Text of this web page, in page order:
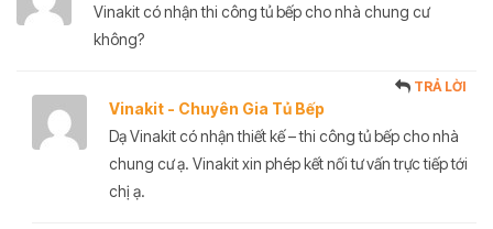
Vinakit có nhận thi công tủ bếp cho nhà chung cư
không?
Vinakit - Chuyên Gia Tủ Bếp
TRẢ LỜI
Dạ Vinakit có nhận thiết kế – thi công tủ bếp cho nhà
chung cư ạ. Vinakit xin phép kết nối tư vấn trực tiếp tới
chị ạ.